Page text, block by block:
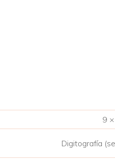
9
Digitografía